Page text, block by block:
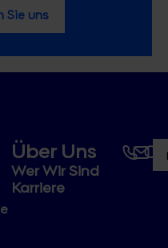
Sie uns
Über Uns
Wer Wir Sind
Karriere